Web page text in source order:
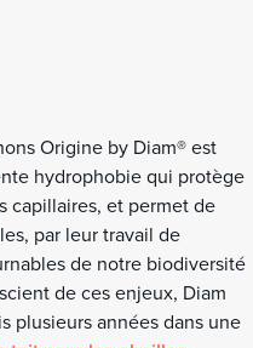
Origine by Diam® est
hydrophobie qui protège
capillaires, et permet de
par leur travail de
de notre biodiversité
de ces enjeux, Diam
plusieurs années dans une